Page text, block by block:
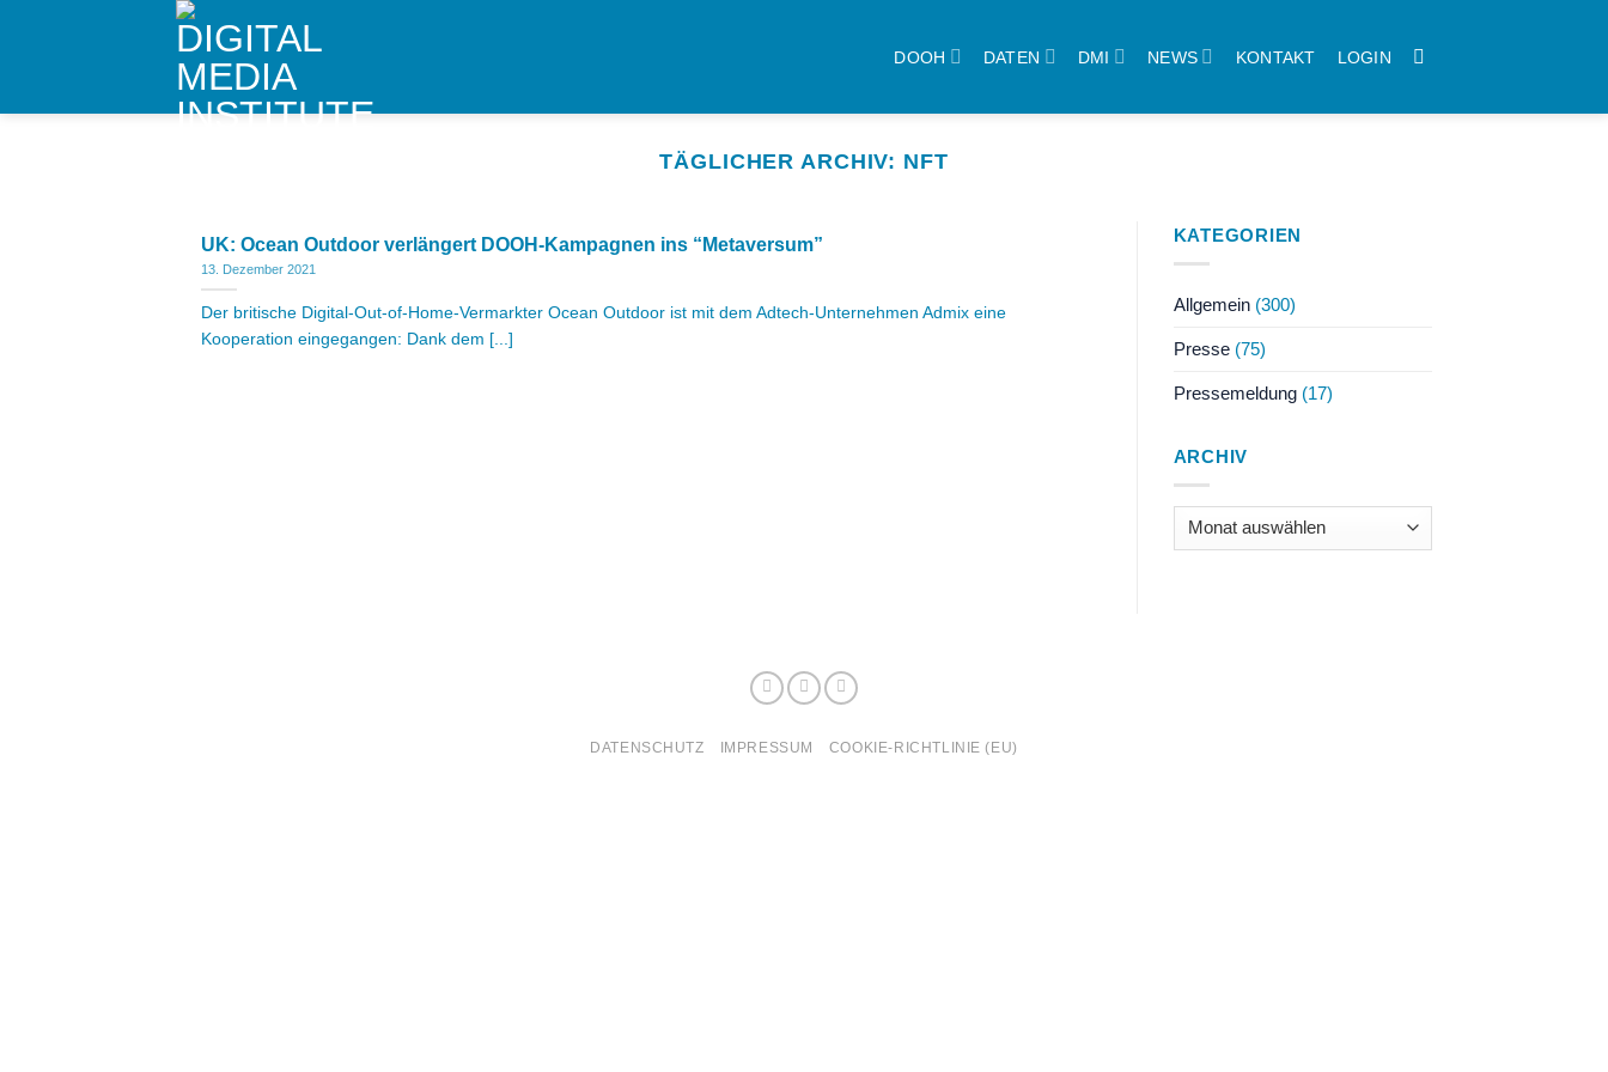
DOOH DATEN DMI NEWS KONTAKT LOGIN
TÄGLICHER ARCHIV: NFT
UK: Ocean Outdoor verlängert DOOH-Kampagnen ins “Metaversum”
13. Dezember 2021
Der britische Digital-Out-of-Home-Vermarkter Ocean Outdoor ist mit dem Adtech-Unternehmen Admix eine
Kooperation eingegangen: Dank dem [...]
KATEGORIEN
Allgemein(300)
Presse(75)
Pressemeldung(17)
ARCHIV
Archiv
DATENSCHUTZ IMPRESSUM COOKIE-RICHTLINIE (EU)